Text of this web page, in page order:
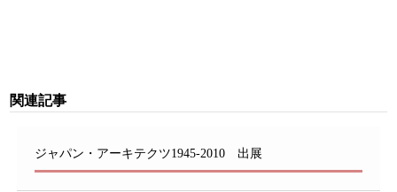
関連記事
ジャパン・アーキテクツ1945-2010 出展